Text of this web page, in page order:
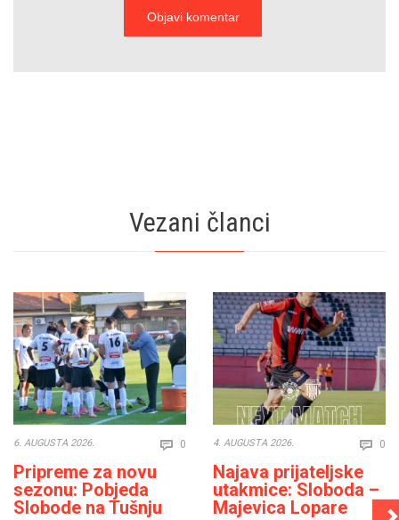
Vezani članci
6. AUGUSTA 2026.  0 Comments
Pripreme za novu
sezonu: Pobjeda
Slobode na Tušnju
4. AUGUSTA 2026.  0
Najava prijateljske
utakmice: Sloboda –
Majevica Lopare